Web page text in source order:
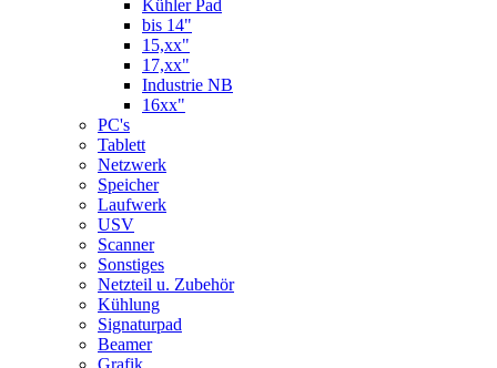
Kühler Pad
bis 14"
15,xx"
17,xx"
Industrie NB
16xx"
PC's
Tablett
Netzwerk
Speicher
Laufwerk
USV
Scanner
Sonstiges
Netzteil u. Zubehör
Kühlung
Signaturpad
Beamer
Grafik